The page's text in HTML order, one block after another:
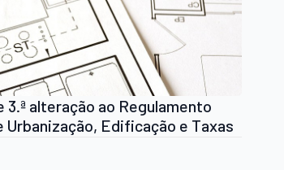
3.ª alteração ao Regulamento
Urbanização, Edificação e Taxas